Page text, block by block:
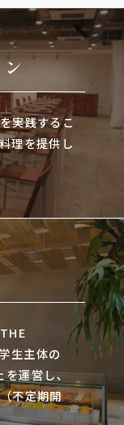
実践するこ
理を提供し
生主体の
運営し､
不定期開